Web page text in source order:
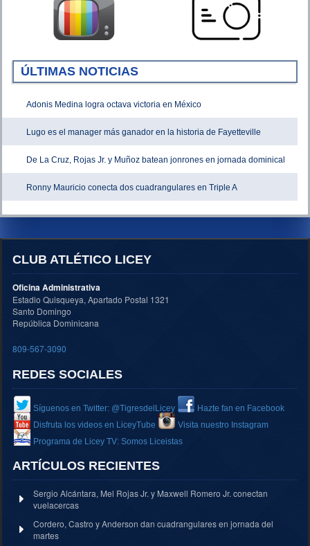
ÚLTIMAS NOTICIAS
Adonis Medina logra octava victoria en México
Lugo es el manager más ganador en la historia de Fayetteville
De La Cruz, Rojas Jr. y Muñoz batean jonrones en jornada dominical
Ronny Mauricio conecta dos cuadrangulares en Triple A
CLUB ATLÉTICO LICEY
Oficina Administrativa
Estadio Quisqueya, Apartado Postal 1321
Santo Domingo
República Dominicana
809-567-3090
REDES SOCIALES
Síguenos en Twitter: @TigresdelLicey
Hazte fan en Facebook
Disfruta los videos en LiceyTube
Visita nuestro Instagram
Programa de Licey TV: Somos Liceistas
ARTÍCULOS RECIENTES
Sergio Alcántara, Mel Rojas Jr. y Maxwell Romero Jr. conectan
vuelacercas
Cordero, Castro y Anderson dan cuadrangulares en jornada del
martes